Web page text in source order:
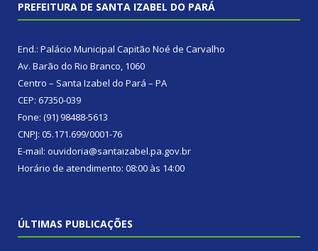
PREFEITURA DE SANTA IZABEL DO PARÁ
End.: Palácio Municipal Capitão Noé de Carvalho
Av. Barão do Rio Branco, 1060
Centro – Santa Izabel do Pará – PA
CEP: 67350-039
Fone: (91) 98488-5613
CNPJ: 05.171.699/0001-76
E-mail: ouvidoria@santaizabel.pa.gov.br
Horário de atendimento: 08:00 às 14:00
ÚLTIMAS PUBLICAÇÕES